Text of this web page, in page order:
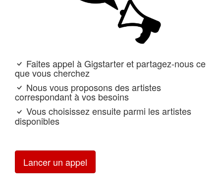
Faites appel à Gigstarter et partagez-nous ce
que vous cherchez
Nous vous proposons des artistes
correspondant à vos besoins
Vous choisissez ensuite parmi les artistes
disponibles
Lancer un appel